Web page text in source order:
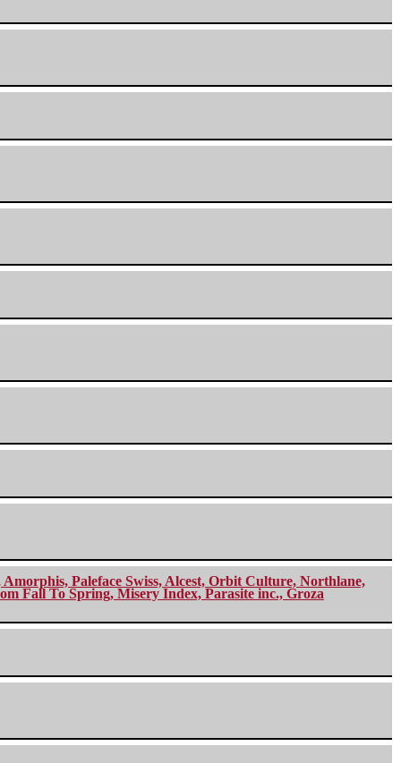
Paleface Swiss, Alcest, Orbit Culture, Northlane,
Fall To Spring, Misery Index, Parasite inc., Groza